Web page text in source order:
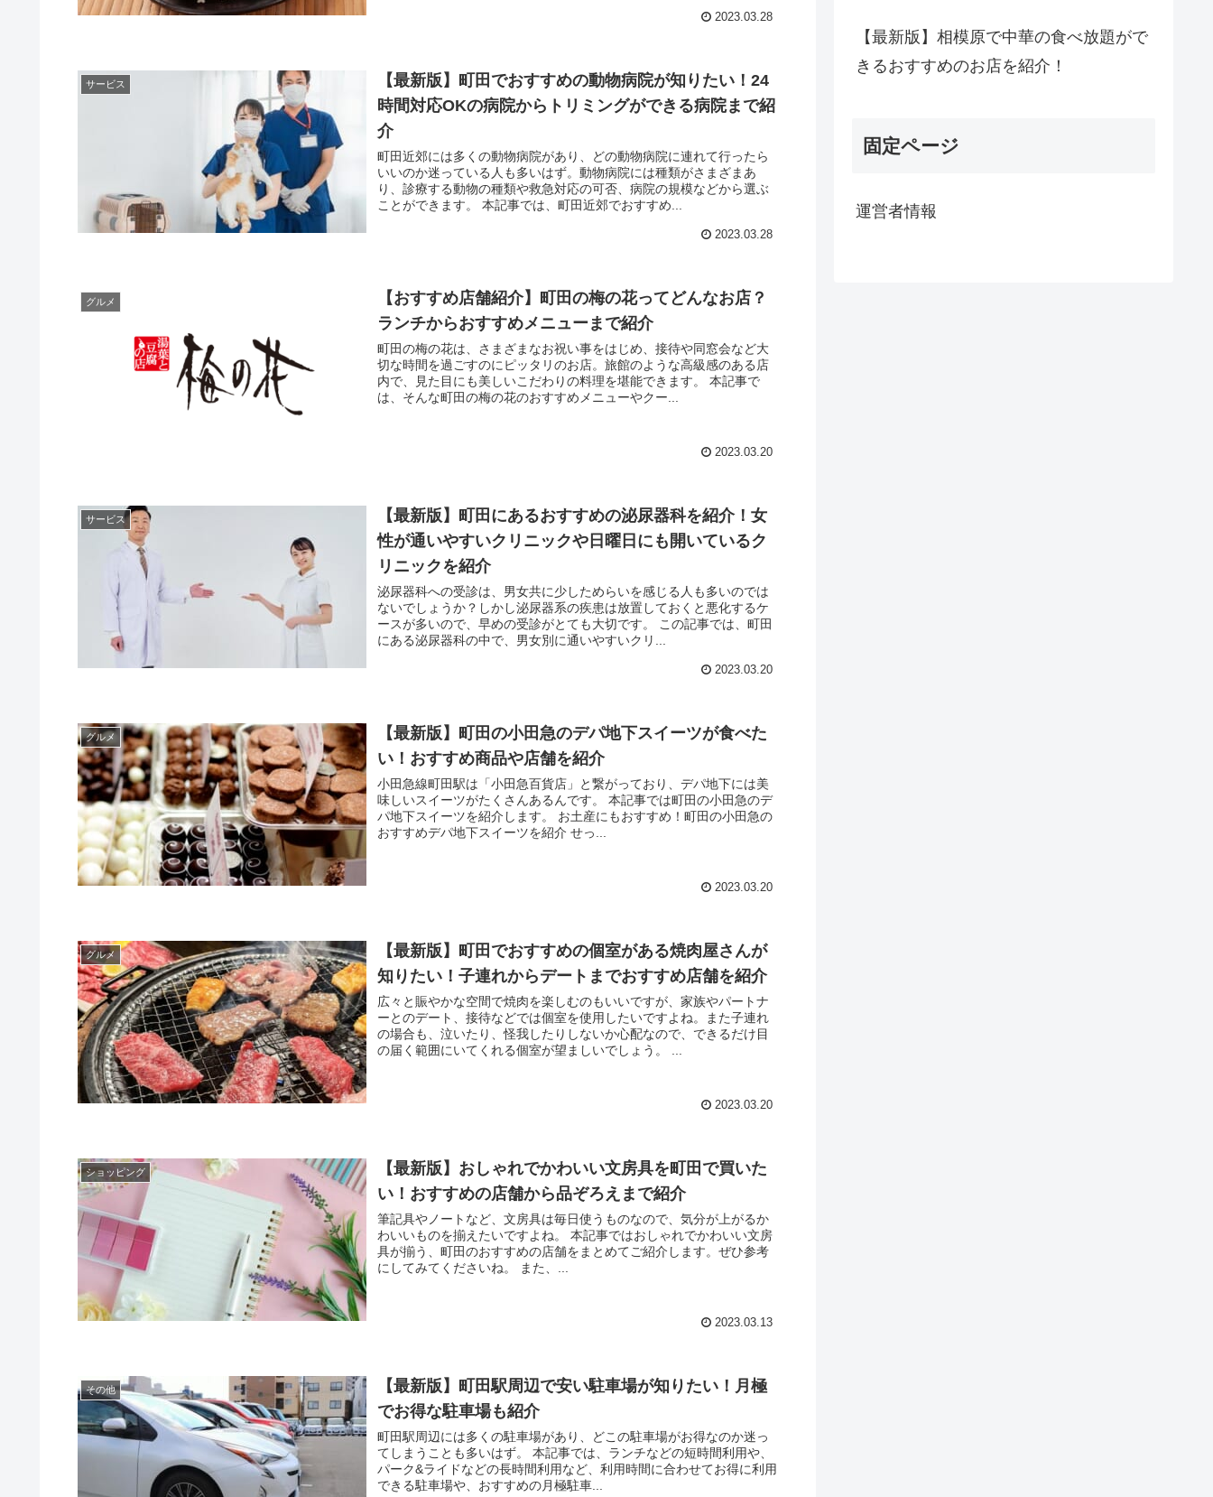
2023.03.28
サービス
【最新版】町田でおすすめの動物病院が知りたい！24
時間対応OKの病院からトリミングができる病院まで紹
介
町田近郊には多くの動物病院があり、どの動物病院に連れて行ったら
いいのか迷っている人も多いはず。動物病院には種類がさまざまあ
り、診療する動物の種類や救急対応の可否、病院の規模などから選ぶ
ことができます。 本記事では、町田近郊でおすすめ...
2023.03.28
グルメ
【おすすめ店舗紹介】町田の梅の花ってどんなお店？
ランチからおすすめメニューまで紹介
町田の梅の花は、さまざまなお祝い事をはじめ、接待や同窓会など大
切な時間を過ごすのにピッタリのお店。旅館のような高級感のある店
内で、見た目にも美しいこだわりの料理を堪能できます。 本記事で
は、そんな町田の梅の花のおすすめメニューやクー...
2023.03.20
サービス
【最新版】町田にあるおすすめの泌尿器科を紹介！女
性が通いやすいクリニックや日曜日にも開いているク
リニックを紹介
泌尿器科への受診は、男女共に少しためらいを感じる人も多いのでは
ないでしょうか？しかし泌尿器系の疾患は放置しておくと悪化するケ
ースが多いので、早めの受診がとても大切です。 この記事では、町田
にある泌尿器科の中で、男女別に通いやすいクリ...
2023.03.20
グルメ
【最新版】町田の小田急のデパ地下スイーツが食べた
い！おすすめ商品や店舗を紹介
小田急線町田駅は「小田急百貨店」と繋がっており、デパ地下には美
味しいスイーツがたくさんあるんです。 本記事では町田の小田急のデ
パ地下スイーツを紹介します。 お土産にもおすすめ！町田の小田急の
おすすめデパ地下スイーツを紹介 せっ...
2023.03.20
グルメ
【最新版】町田でおすすめの個室がある焼肉屋さんが
知りたい！子連れからデートまでおすすめ店舗を紹介
広々と賑やかな空間で焼肉を楽しむのもいいですが、家族やパートナ
ーとのデート、接待などでは個室を使用したいですよね。また子連れ
の場合も、泣いたり、怪我したりしないか心配なので、できるだけ目
の届く範囲にいてくれる個室が望ましいでしょう。 ...
2023.03.20
ショッピング
【最新版】おしゃれでかわいい文房具を町田で買いた
い！おすすめの店舗から品ぞろえまで紹介
筆記具やノートなど、文房具は毎日使うものなので、気分が上がるか
わいいものを揃えたいですよね。 本記事ではおしゃれでかわいい文房
具が揃う、町田のおすすめの店舗をまとめてご紹介します。ぜひ参考
にしてみてくださいね。 また、...
2023.03.13
その他
【最新版】町田駅周辺で安い駐車場が知りたい！月極
でお得な駐車場も紹介
町田駅周辺には多くの駐車場があり、どこの駐車場がお得なのか迷っ
てしまうことも多いはず。 本記事では、ランチなどの短時間利用や、
パーク&ライドなどの長時間利用など、利用時間に合わせてお得に利用
できる駐車場や、おすすめの月極駐車...
【最新版】相模原で中華の食べ放題がで
きるおすすめのお店を紹介！
固定ページ
運営者情報